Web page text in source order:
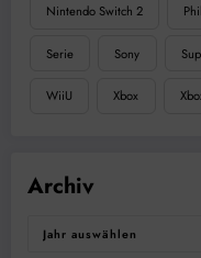
Nintendo Switch 2
Serie Sony
WiiU Xbox